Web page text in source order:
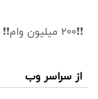
❗❗200 میلیون وام❗❗ فقط با احراز هویت
از سراسر وب